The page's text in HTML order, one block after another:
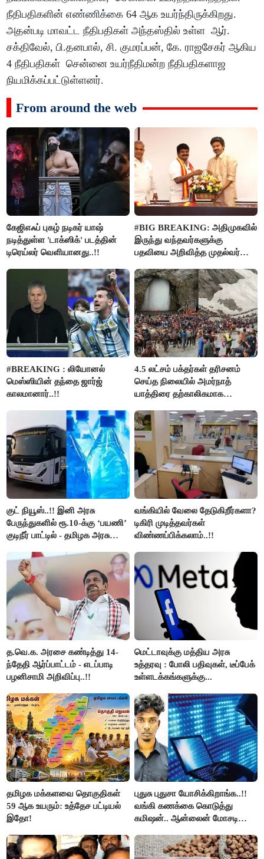
நீதிபதிகளின் எண்ணிக்கை 64 ஆக உயர்ந்திருக்கிறது.
அதன்படி மாவட்ட நீதிபதிகள் அந்தஸ்தில் உள்ள ஆர்.
சக்திவேல், பி.தனபால், சி. குமரப்பன், கே. ராஜசேகர் ஆகிய
4 நீதிபதிகள் சென்னை உயர்நீதிமன்ற நீதிபதிகளாஜ
நியமிக்கப்பட்டுள்ளனர்.
From around the web
கேஜிஎஃப் புகழ் நடிகர் யாஷ்
நடித்துள்ள 'டாக்‌ஸிக்' படத்தின்
டிரெய்லர் வெளியானது..!!
#BIG BREAKING: அதிமுகவில்
இருந்து வந்தவர்களுக்கு
பதவியை அறிவித்த முதல்வர்
#BREAKING : லியோனல்
மெஸ்ஸியின் தந்தை ஜார்ஜ்
காலமானார்..!!
4.5 லட்சம் பக்தர்கள் தரிசனம்
செய்த நிலையில் அமர்நாத்
யாத்திரை தற்காலிகமாக
குட் நியூஸ்..!! இனி அரசு
பேருந்துகளில் ரூ.10-க்கு ‘பயணி’
குடிநீர் பாட்டில் - தமிழக அரசு
வங்கியில் வேலை தேடுகிறீர்களா?
டிகிரி முடித்தவர்கள்
விண்ணப்பிக்கலாம்..!!
த.வெ.க. அரசை கண்டித்து 14-
ந்தேதி ஆர்ப்பாட்டம் - எடப்பாடி
பழனிசாமி அறிவிப்பு..!!
மெட்டாவுக்கு மத்திய அரசு
உத்தரவு : போலி பதிவுகள், டீப்பேக்
உள்ளடக்கங்களுக்கு...
தமிழக மக்களவை தொகுதிகள்
59 ஆக உயரும்: உத்தேச பட்டியல்
இதோ!
புதுசு புதுசா யோசிக்கிறாங்க..!!
வங்கி கணக்கை கொடுத்து
கமிஷன்.. ஆன்லைன் மோசடி
கைது..!!